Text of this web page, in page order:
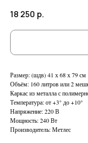
18 250 р.
Размер: (шдв) 41 х 68 х 79 см
Объём: 160 литров или 2
Каркас из металла с
Температура: от +3° до +10°
Напряжение: 220 В
Мощность: 240 Вт
Производитель: Метлес